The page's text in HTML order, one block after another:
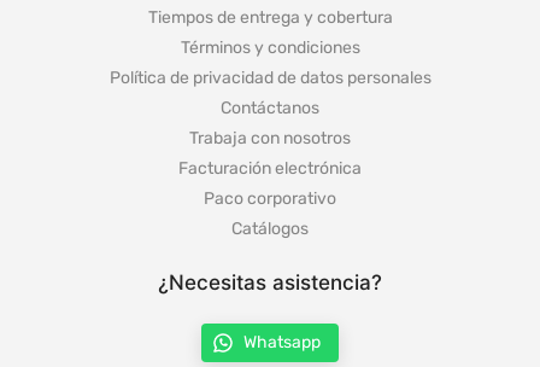
Tiempos de entrega y cobertura
Términos y condiciones
Política de privacidad de datos personales
Contáctanos
Trabaja con nosotros
Facturación electrónica
Paco corporativo
Catálogos
¿Necesitas asistencia?
Whatsapp